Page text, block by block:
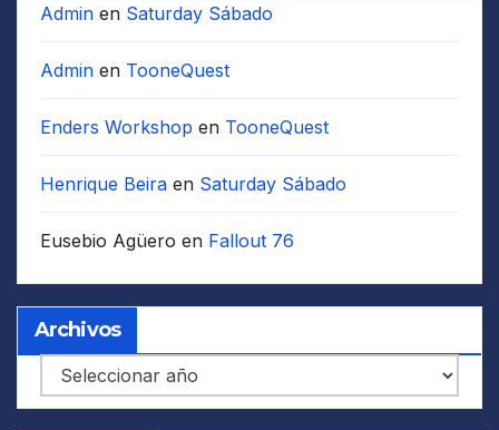
Admin en Saturday Sábado
Admin en TooneQuest
Enders Workshop en TooneQuest
Henrique Beira en Saturday Sábado
Eusebio Agüero en Fallout 76
Archivos
Archivos